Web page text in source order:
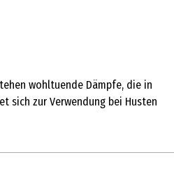
wohltuende Dämpfe, die in
sich zur Verwendung bei Husten